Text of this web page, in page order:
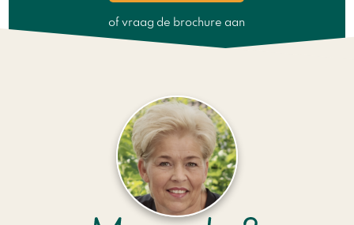
of vraag de brochure aan